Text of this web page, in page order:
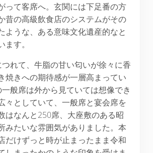
って客席へ。玄関には下足番の方
昔の高級飲食店のシステムがその
ような、ある意味文化遺産的なと
す。
れて、牛脂の甘い匂いが徐々に香
焼きへの期待感が一層高まってい
般席は外から見ていては想像でき
々としていて、一般席と宴会席を
はなんと250席、大座敷のある昭
みたいな雰囲気がありました。本
だけずっと時が止まったまま令和